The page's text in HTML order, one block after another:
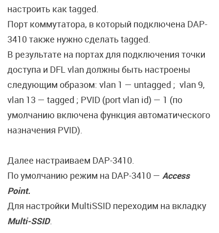
настроить как tagged.
Порт коммутатора, в который подключена DAP-
3410 также нужно сделать tagged.
В результате на портах для подключения точки
доступа и DFL vlan должны быть настроены
следующим образом: vlan 1 — untagged ; vlan 9,
vlan 13 — tagged ; PVID (port vlan id) — 1 (по
умолчанию включена функция автоматического
назначения PVID).
Далее настраиваем DAP-3410.
По умолчанию режим на DAP-3410 — Access
Point.
Для настройки MultiSSID переходим на вкладку
Multi-SSID.